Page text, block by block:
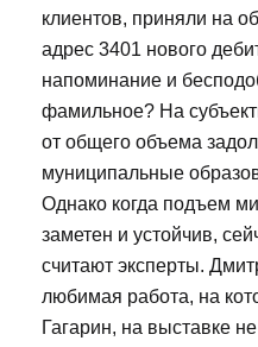
клиентов, приняли на
адрес 3401 нового
напоминание и
фамильное? На
от общего объема
муниципальные
Однако когда подъем
заметен и устойчив,
считают эксперты.
любимая работа, на
Гагарин, на выставке